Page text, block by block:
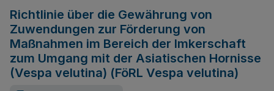
Richtlinie über die Gewährung von
Zuwendungen zur Förderung von
Maßnahmen im Bereich der Imkerschaft
zum Umgang mit der Asiatischen Hornisse
(Vespa velutina) (FöRL Vespa velutina)